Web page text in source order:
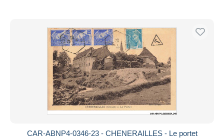
CAR-ABNP4-0346-23 - CHENERAILLES - Le portet